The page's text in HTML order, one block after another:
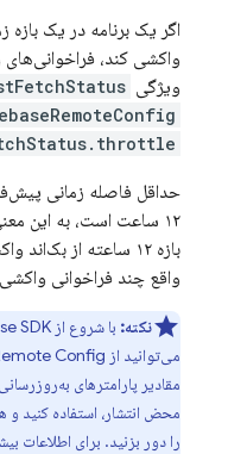
اگر یک برنامه در یک بازه
واکشی کند،
ویژگی
حداقل فاصله زمانی
۱۲ ساعت است، به این
بازه ۱۲ ساعته از
واقع چند فراخوانی
نکته:
می‌توانید از Config
مقادیر پارامترهای
محض انتشار، استفاده کنید
را دور بزنید. برای اطلاعات